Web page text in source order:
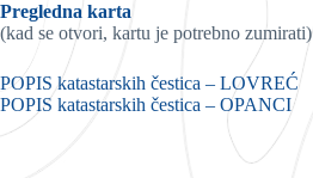
Pregledna karta
(kad se otvori, kartu je potrebno zumirati)
POPIS katastarskih čestica – LOVREĆ
POPIS katastarskih čestica – OPANCI